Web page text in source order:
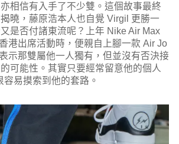
相信有入手了不少雙。這個故事最終
曉，藤原浩本人也自覺 Virgil 更勝一
是否付諸東流呢？上年 Nike Air Max
港出席活動時，便親自上腳一款 Air Jo
示那雙屬他一人獨有，但並沒有否決接
可能性。其實只要經常留意他的個人
容易摸索到他的套路。